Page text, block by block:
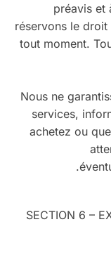
préavis et
réservons le droit
tout moment.
Nous ne
services,
achetez ou
SECTION 6 –